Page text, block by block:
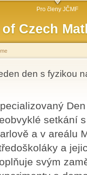
Czech
Pro členy JČMF
are here
den s fyzikou
setkání
a v areálu
a
svým